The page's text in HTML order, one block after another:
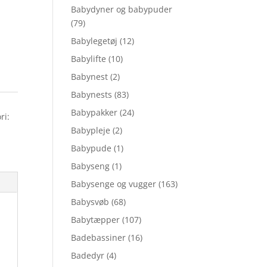
Babydyner og babypuder
(79)
Babylegetøj (12)
Babylifte (10)
Babynest (2)
Babynests (83)
Babypakker (24)
Babypleje (2)
Babypude (1)
Babyseng (1)
Babysenge og vugger (163)
Babysvøb (68)
Babytæpper (107)
Badebassiner (16)
Badedyr (4)